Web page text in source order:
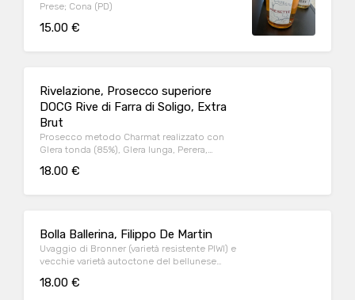
Prese; Cona (PD)
15.00 €
Rivelazione, Prosecco superiore
DOCG Rive di Farra di Soligo, Extra
Brut
Prosecco metodo Charmat realizzato con
Glera tonda (85%), Glera lunga, Perera,
18.00 €
Bolla Ballerina, Filippo De Martin
Uvaggio di Bronner (varietà resistente PIWI) e
vecchie varietà autoctone del bellunese
18.00 €